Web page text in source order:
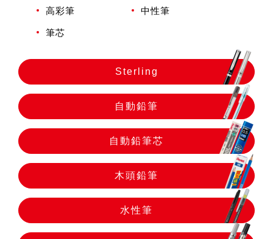
自動鉛筆
木頭鉛筆
水性筆
油性筆
修正系列
高彩筆 中性筆
筆芯
Sterling
自動鉛筆
自動鉛筆芯
木頭鉛筆
水性筆